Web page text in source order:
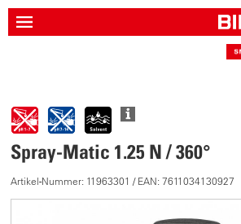
Spray-Matic 1.25 N / 360°
Artikel-Nummer: 11963301 / EAN: 7611034130927